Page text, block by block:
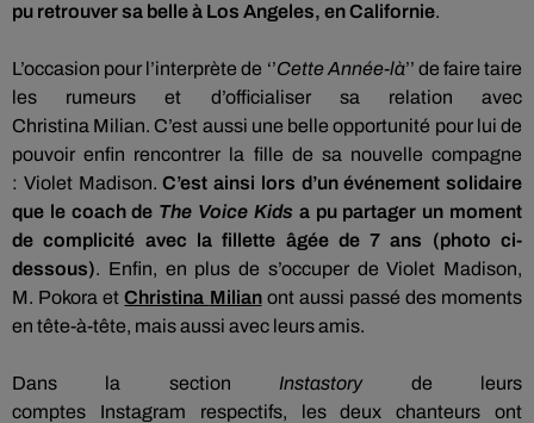
pu retrouver sa belle à Los Angeles, en Californie.
L’occasion pour l’interprète de ‘’CetteAnnée-là’’ de faire taire
les rumeurs et d’officialiser sa relation avec
Christina Milian. C’est aussi une belle opportunité pour lui de
pouvoir enfin rencontrer la fille de sa nouvelle compagne
: Violet Madison. C’est ainsi lors d’un événement solidaire
que le coach de The Voice Kids a pu partager un moment
de complicité avec la fillette âgée de 7 ans (photo ci-
dessous). Enfin, en plus de s’occuper de Violet Madison,
M. Pokora etChristina Milian ont aussi passé des moments
en tête-à-tête, maisaussi avec leurs amis.
Dans la section Instastory
de leurs
comptes
Instagram
respectifs, les deux chanteurs ont